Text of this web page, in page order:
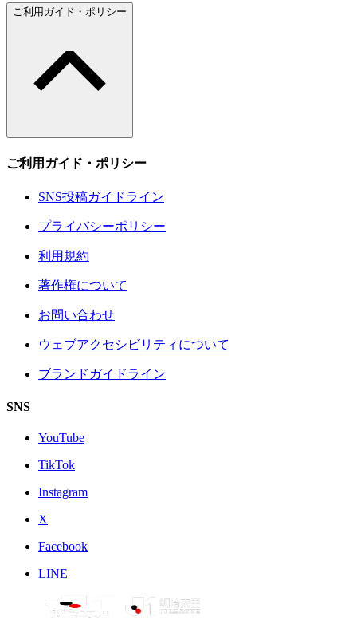
ご利用ガイド・ポリシー
ご利用ガイド・ポリシー
SNS投稿ガイドライン
プライバシーポリシー
利用規約
著作権について
お問い合わせ
ウェブアクセシビリティについて
ブランドガイドライン
SNS
YouTube
TikTok
Instagram
X
Facebook
LINE